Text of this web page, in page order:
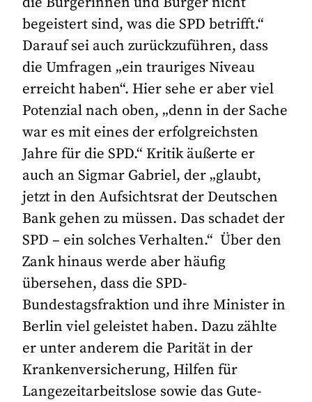
begeistert sind, was die SPD betrifft.“
Darauf sei auch zurückzuführen, dass
die Umfragen „ein trauriges Niveau
erreicht haben“. Hier sehe er aber viel
Potenzial nach oben, „denn in der Sache
war es mit eines der erfolgreichsten
Jahre für die SPD.“ Kritik äußerte er
auch an Sigmar Gabriel, der „glaubt,
jetzt in den Aufsichtsrat der Deutschen
Bank gehen zu müssen. Das schadet der
SPD – ein solches Verhalten.“ Über den
Zank hinaus werde aber häufig
übersehen, dass die SPD-
Bundestagsfraktion und ihre Minister in
Berlin viel geleistet haben. Dazu zählte
er unter anderem die Parität in der
Krankenversicherung, Hilfen für
Langezeitarbeitslose sowie das Gute-